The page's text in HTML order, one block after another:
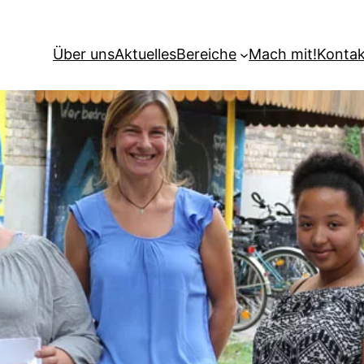
Über unsAktuellesBereiche Mach mit!